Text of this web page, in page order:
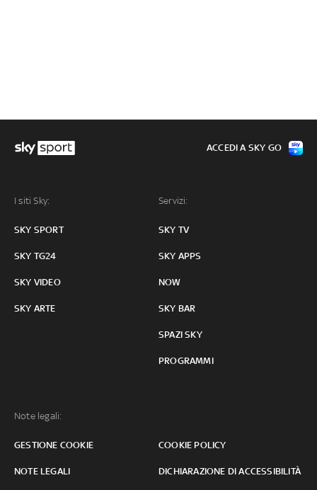
I siti Sky:
SKY SPORT
SKY TG24
SKY VIDEO
SKY ARTE
Servizi:
SKY TV
SKY APPS
NOW
SKY BAR
SPAZI SKY
PROGRAMMI
Note legali:
GESTIONE COOKIE COOKIE POLICY
NOTE LEGALI DICHIARAZIONE DI ACCESSIBILITÀ
ACCEDI A SKY GO